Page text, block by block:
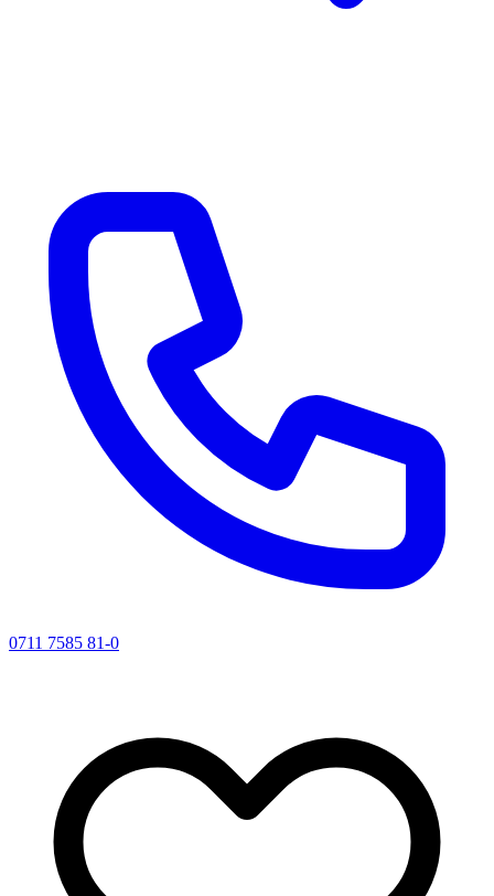
0711 7585 81-0